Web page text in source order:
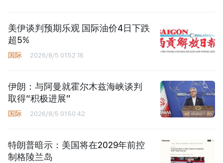
美伊谈判预期乐观 国际油价4日下跌
超5%
国际 2026/8/5 01:52:16
伊朗：与阿曼就霍尔木兹海峡谈判
取得“积极进展”
国际 2026/8/5 01:50:42
特朗普暗示：美国将在2029年前控
制格陵兰岛